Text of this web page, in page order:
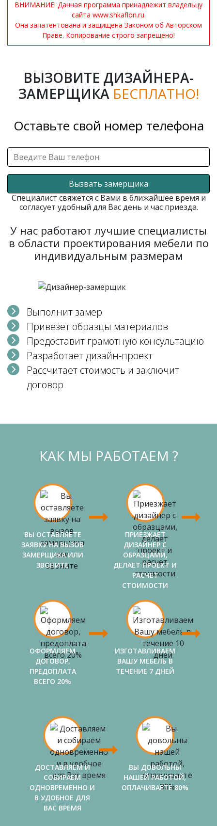
ВНИМАНИЕ! Данная программа принадлежит владельцу
сайта www.shkaflon.ru.
Она запатентована и защищена Законом об Авторском
Праве. Копирование строго запрещено!
ВЫЗОВИТЕ ДИЗАЙНЕРА-
ЗАМЕРЩИКА БЕСПЛАТНО!
Оставьте свой номер телефона
Вызвать замерщика
Специалист свяжется с Вами в ближайшее время и
согласует удобный для Вас день и час приезда.
У нас работают лучшие специалисты
в области проектирования мебели по
индивидуальным размерам
Выполнит замер
Привезет образцы материалов
Предоставит грамотную консультацию
Разработает дизайн-проект
Рассчитает стоимость и заключит
договор
КАК МЫ РАБОТАЕМ ?
ВЫ ОСТАВЛЯЕТЕ
ЗАЯВКУ НА ВЫЗОВ
ЗАМЕРЩИКА ИЛИ
ЗВОНИТЕ
ПРИЕЗЖАЕТ
ДИЗАЙНЕР С
ОБРАЗЦАМИ,
ДЕЛАЕТ ПРОЕКТ И
РАСЧЕТ
СТОИМОСТИ
ОФОРМЛЯЕМ
ДОГОВОР,
ПРЕДОПЛАТА
ВСЕГО 20%
ИЗГОТАВЛИВАЕМ
ВАШУ МЕБЕЛЬ В
ТЕЧЕНИЕ 7 ДНЕЙ
ДОСТАВЛЯЕМ И
СОБИРАЕМ
ОДНОВРЕМЕННО И
В УДОБНОЕ ДЛЯ
ВАС ВРЕМЯ
ВЫ ДОВОЛЬНЫ
НАШЕЙ РАБОТОЙ,
ОПЛАЧИВАЕТЕ 80%